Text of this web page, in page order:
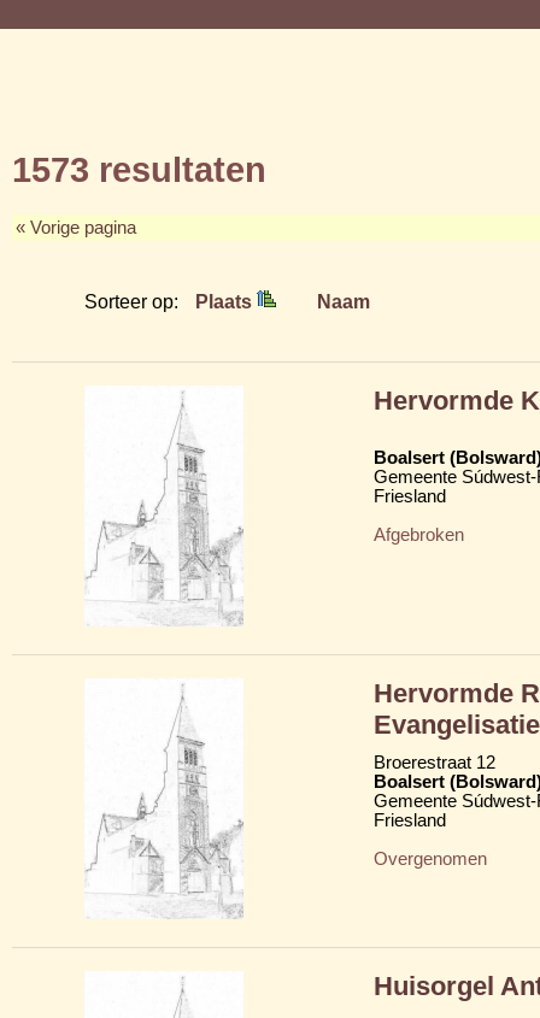
1573 resultaten
« Vorige pagina
Sorteer op: Plaats Naam
Hervormde
Boalsert
Gemeente
Friesland
Afgebroken
Hervormde
Broerestraat 12
Boalsert
Gemeente
Friesland
Overgenomen
Huisorgel